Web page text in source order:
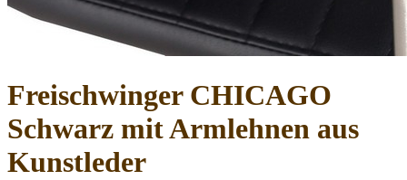
Freischwinger CHICAGO
Schwarz mit Armlehnen aus
Kunstleder